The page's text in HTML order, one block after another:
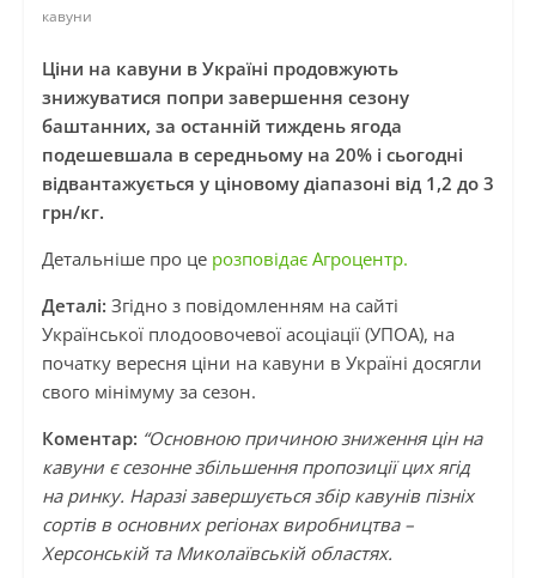
кавуни
Ціни на кавуни в Україні продовжують
знижуватися попри завершення сезону
баштанних, за останній тиждень ягода
подешевшала в середньому на 20% і сьогодні
відвантажується у ціновому діапазоні від 1,2 до 3
грн/кг.
Детальніше про це розповідає Агроцентр.
Деталі: Згідно з повідомленням на сайті
Української плодоовочевої асоціації (УПОА), на
початку вересня ціни на кавуни в Україні досягли
свого мінімуму за сезон.
Коментар: “Основною причиною зниження цін на
кавуни є сезонне збільшення пропозиції цих ягід
на ринку. Наразі завершується збір кавунів пізніх
сортів в основних регіонах виробництва –
Херсонській та Миколаївській областях.